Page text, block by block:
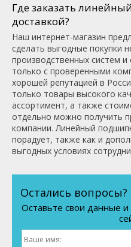
Где заказать
доставкой?
Наш интернет-магазин
сделать выгодные покупки
производственных систем
только с проверенными
хорошей репутацией в
только товары высокого
ассортимент, а также
отдельно можно получить
компании. Линейный
порадует, также как и
выгодных условиях
Остались вопросы?
Оставьте свои данные